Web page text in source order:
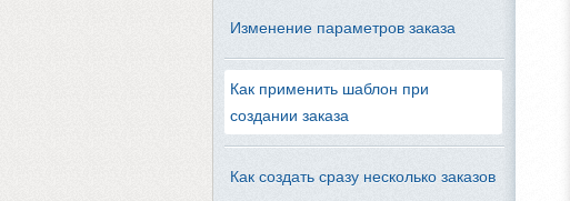
Изменение параметров заказа
Как применить шаблон при
создании заказа
Как создать сразу несколько заказов